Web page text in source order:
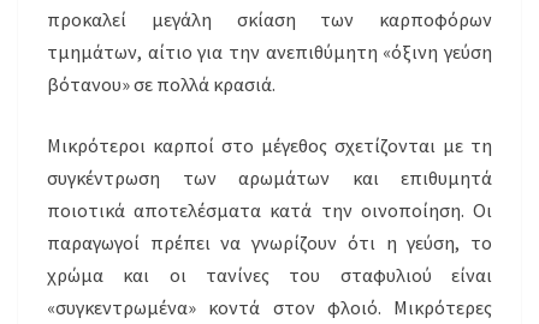
προκαλεί μεγάλη σκίαση των καρποφόρων
τμημάτων, αίτιο για την ανεπιθύμητη «όξινη γεύση
βότανου» σε πολλά κρασιά.
Μικρότεροι καρποί στο μέγεθος σχετίζονται με τη
συγκέντρωση των αρωμάτων και επιθυμητά
ποιοτικά αποτελέσματα κατά την οινοποίηση. Οι
παραγωγοί πρέπει να γνωρίζουν ότι η γεύση, το
χρώμα και οι τανίνες του σταφυλιού είναι
«συγκεντρωμένα» κοντά στον φλοιό. Μικρότερες